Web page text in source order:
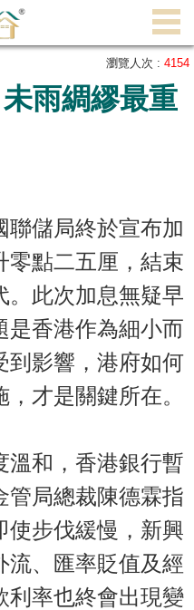
瀏覽人次 : 4154
雨綢繆最重
聯儲局終於宣布加
零點二五厘，結束
。此次加息無疑早
是香港作為細小而
到影響，港府如何
才是關鍵所在。
溫和，香港銀行暫
管局總裁陳德霖指
使步伐緩慢，新興
流、匯率貶值及經
利率也終會出現變